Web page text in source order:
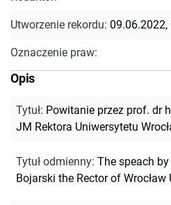
Utworzenie rekordu: 09.06.2022,
Oznaczenie praw:
Opis
Tytuł: Powitanie przez prof. dr
JM Rektora Uniwersytetu
Tytuł odmienny: The speach
Bojarski the Rector of Wrocław